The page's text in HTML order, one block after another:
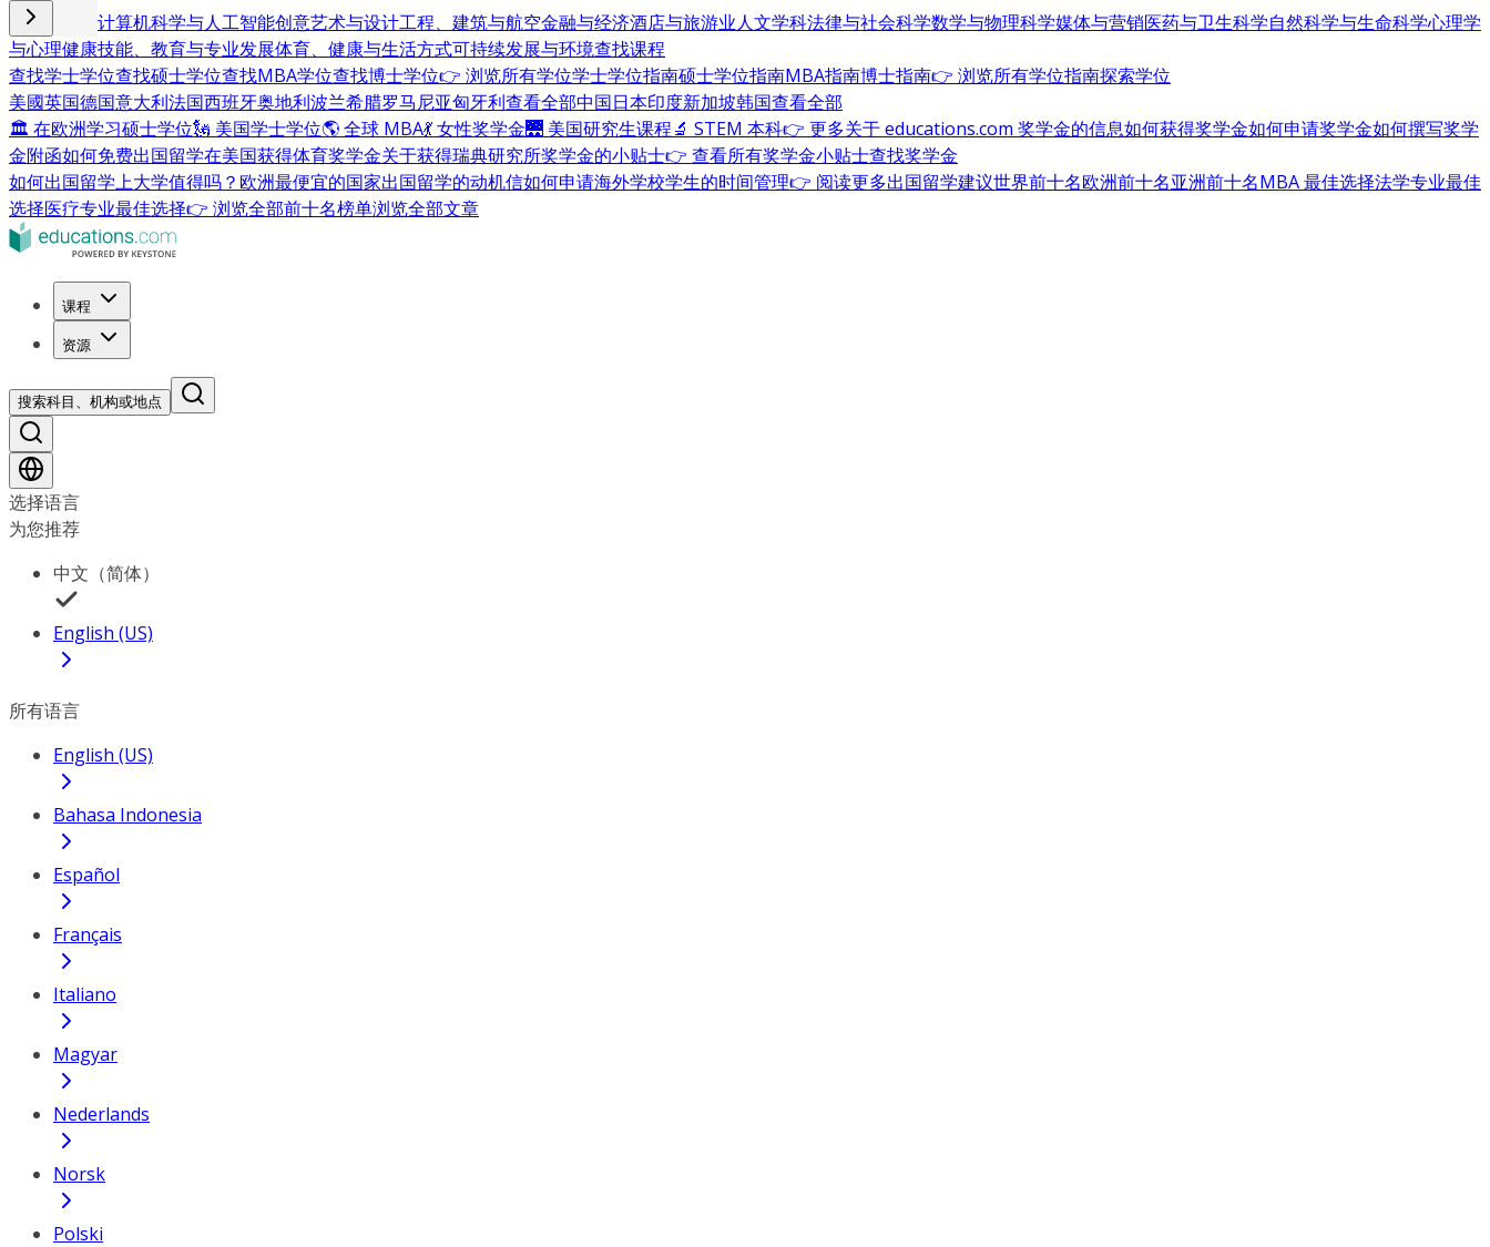
商业与管理 计算机科学与人工智能创意艺术与设计工程、建筑与航空金融与经济酒店与旅游业人文学科法律与社会科学数学与物理科学媒体与营销医药与卫生科学自然科学与生命科学心理学
与心理健康技能、教育与专业发展体育、健康与生活方式可持续发展与环境查找课程
查找学士学位查找硕士学位查找MBA学位查找博士学位👉 浏览所有学位学士学位指南硕士学位指南MBA指南博士指南👉 浏览所有学位指南探索学位
美國英国德国意大利法国西班牙奥地利波兰希腊罗马尼亚匈牙利查看全部中国日本印度新加坡韩国查看全部
🏛 在欧洲学习硕士学位🗽 美国学士学位🌎 全球 MBA💃 女性奖学金🌉 美国研究生课程🔬 STEM 本科👉 更多关于 educations.com 奖学金的信息如何获得奖学金如何申请奖学金如何撰写奖学
金附函如何免费出国留学在美国获得体育奖学金关于获得瑞典研究所奖学金的小贴士👉 查看所有奖学金小贴士查找奖学金
如何出国留学上大学值得吗？ 欧洲最便宜的国家出国留学的动机信如何申请海外学校学生的时间管理👉 阅读更多出国留学建议世界前十名欧洲前十名亚洲前十名MBA 最佳选择法学专业最佳
选择医疗专业最佳选择👉 浏览全部前十名榜单浏览全部文章
课程
资源
搜索科目、机构或地点
选择语言
为您推荐
中文（简体）
English (US)
所有语言
English (US)
Bahasa Indonesia
Español
Français
Italiano
Magyar
Nederlands
Norsk
Polski